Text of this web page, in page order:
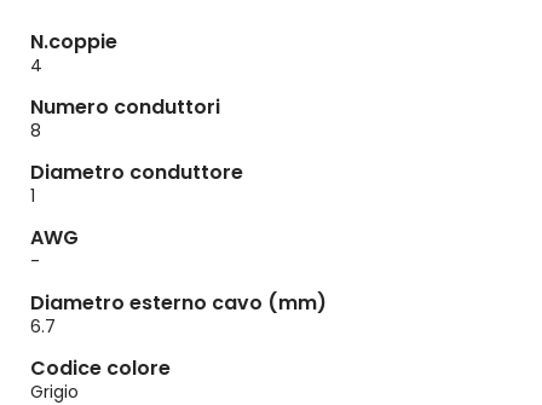
N.coppie
4
Numero conduttori
8
Diametro conduttore
1
AWG
-
Diametro esterno cavo (mm)
6.7
Codice colore
Grigio